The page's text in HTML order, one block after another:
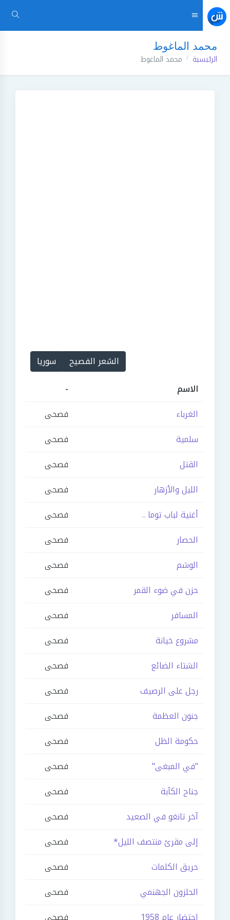
محمد الماغوط
الرئيسية محمد الماغوط
الشعر الفصيح
سوريا
الاسم
-
الغرباء
فصحى
سلمية
فصحى
القتل
فصحى
الليل والأزهار
فصحى
أغنية لباب توما ..
فصحى
الحصار
فصحى
الوشم
فصحى
حزن في ضوء القمر
فصحى
المسافر
فصحى
مشروع خيانة
فصحى
الشتاء الضائع
فصحى
رجل على الرصيف
فصحى
جنون العظمة
فصحى
حكومة الظل
فصحى
"في المبغى"
فصحى
جناح الكآبة
فصحى
آخر تانغو في الصعيد
فصحى
إلى مقرئ منتصف الليل*
فصحى
حريق الكلمات
فصحى
الحلزون الجهنمي
فصحى